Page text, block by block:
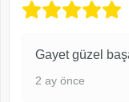
Gayet güzel
2 ay önce